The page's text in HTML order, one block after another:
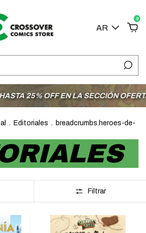
AR
0
EN LA SECCIÓN OFERTAS
. Editoriales . breadcrumbs.heroes-de-
Filtrar